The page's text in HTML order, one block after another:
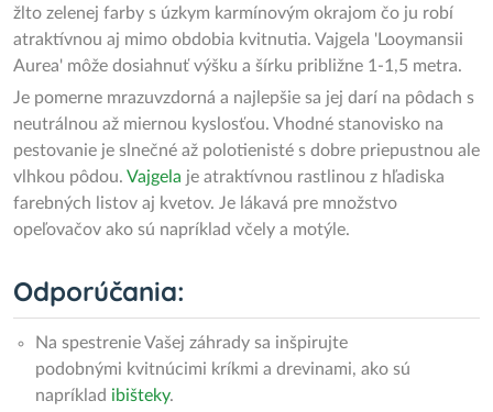
žlto zelenej farby s úzkym karmínovým okrajom čo ju robí
atraktívnou aj mimo obdobia kvitnutia. Vajgela 'Looymansii
Aurea' môže dosiahnuť výšku a šírku približne 1-1,5 metra.
Je pomerne mrazuvzdorná a najlepšie sa jej darí na pôdach s
neutrálnou až miernou kyslosťou. Vhodné stanovisko na
pestovanie je slnečné až polotienisté s dobre priepustnou ale
vlhkou pôdou. Vajgela je atraktívnou rastlinou z hľadiska
farebných listov aj kvetov. Je lákavá pre množstvo
opeľovačov ako sú napríklad včely a motýle.
Odporúčania:
Na spestrenie Vašej záhrady sa inšpirujte
podobnými kvitnúcimi kríkmi a drevinami, ako sú
napríklad ibišteky.